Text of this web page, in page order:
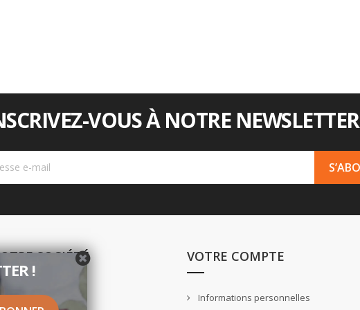
VOUS À NOTRE
!
SOCIÉTÉ VOTRE COMPTE
Informations personnelles